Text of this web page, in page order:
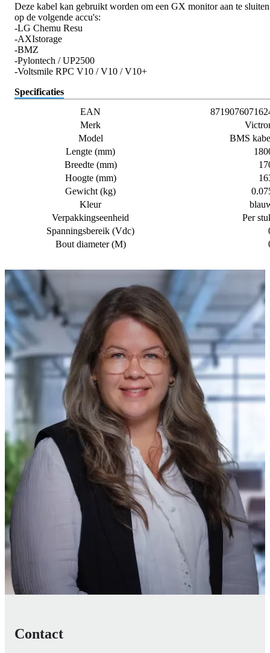
Deze kabel kan gebruikt worden om een GX monitor aan te sluiten
op de volgende accu's:
-LG Chemu Resu
-AXIstorage
-BMZ
-Pylontech / UP2500
-Voltsmile RPC V10 / V10 / V10+
Specificaties
EAN
Merk
Model
BMS
Lengte (mm)
Breedte (mm)
Hoogte (mm)
Gewicht (kg)
Kleur
Verpakkingseenheid
Per
Spanningsbereik (Vdc)
Bout diameter (M)
Contact